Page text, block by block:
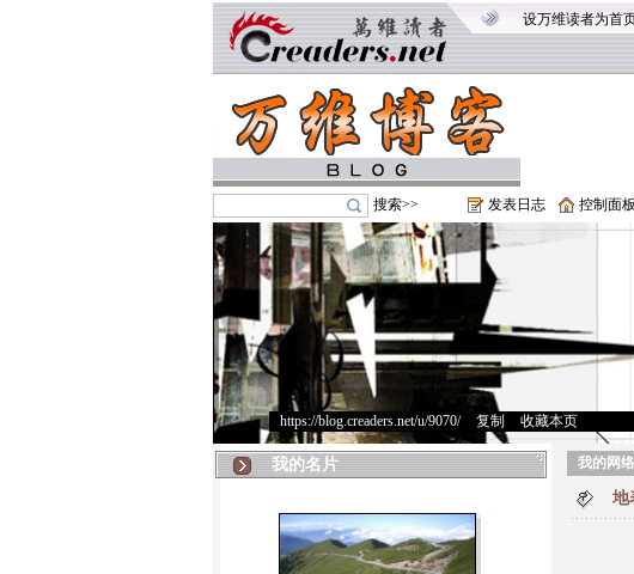
设万维读者为首
搜索>> 发表日志 控制面板
https://blog.creaders.net/u/9070/> 复制 收藏本页
我的名片 我的网
地